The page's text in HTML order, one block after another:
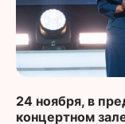
24 ноября, в
концертном